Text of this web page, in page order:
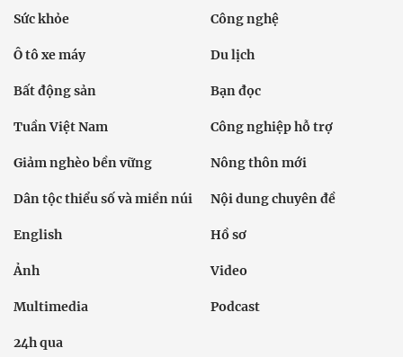
Sức khỏe Công nghệ
Ô tô xe máy Du lịch
Bất động sản Bạn đọc
Tuần Việt Nam Công nghiệp hỗ trợ
Giảm nghèo bền vững Nông thôn mới
Dân tộc thiểu số và miền núi Nội dung chuyên đề
English Hồ sơ
Ảnh Video
Multimedia Podcast
24h qua